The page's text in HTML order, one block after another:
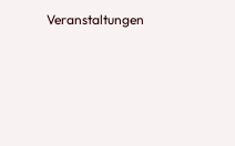
Veranstaltungen